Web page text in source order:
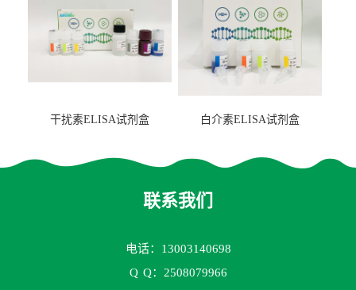
干扰素ELISA试剂盒 白介素ELISA试剂盒
联系我们
电话：13003140698
Q Q：2508079966